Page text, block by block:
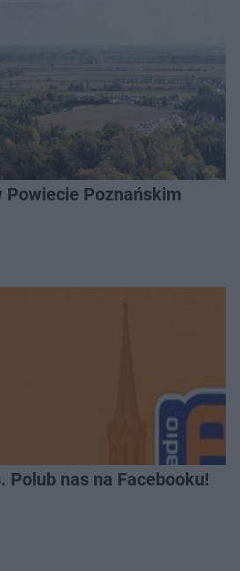
Powiecie Poznańskim
Polub nas na Facebooku!